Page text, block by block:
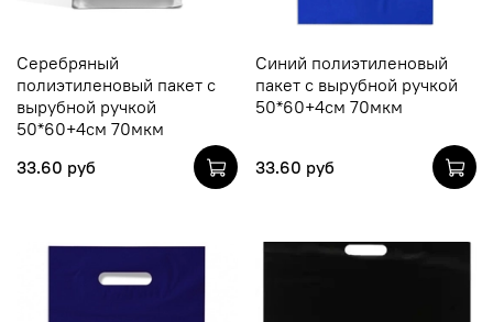
Серебряный
полиэтиленовый пакет с
вырубной ручкой
50*60+4см 70мкм
33.60 руб
Синий полиэтиленовый
пакет с вырубной ручкой
50*60+4см 70мкм
33.60 руб